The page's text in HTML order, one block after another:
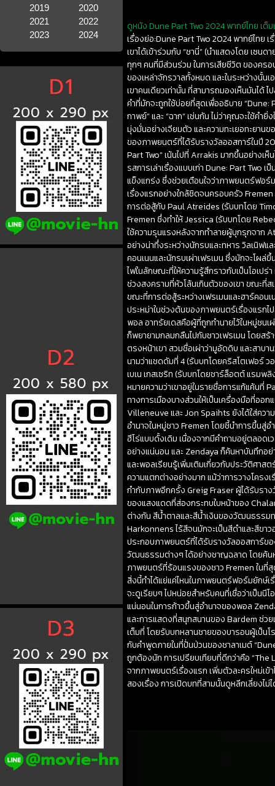
2019
2020
2021
2022
2023
2024
ดูหนัง Dune Part Two 2024 พากย์ไทย เต็ม
เรื่องย่อ:Dune Part Two 2024 พากย์ไทย
เขาได้เข้าร่วมกับ “ชานี่” (นำแสดงโดย เซน
ทุกๆ คนที่มีส่วนร่วม ในการเสียชีวิต ของคร
ของเหล่าจักรวาลทั้งหมด และในระหว่างนั้น
เขาคนเดียวเท่านั้น ที่สามารถมองเห็นมันได้ ไ
คำที่มักจะถูกใช้บ่อยที่สุดเพื่ออธิบาย “Dune:
กาพย์” และ “ฉาก” เช่นกัน ไม่ว่าคุณจะใช้คำ
มุ่งมั่นอย่างเจียมตัว และความทะเยอทะยา
ของภาพยนตร์ที่ได้รับรางวัลออสการ์ในปี
Part Two” เน้นไปที่ Arrakis มากขึ้นอย่าง
รสการเล่าเรื่องแบบเก่า Dune: Part Two
แข็งแกร่ง ซึ่งช่วยเตือนใจว่าภาพยนตร์ฟอร์
เรื่องแรกอย่างใกล้ชิดจนครอบครัว
การต่อสู้กับ Paul Atreides (รับบทโดย
Fremen ซึ่งทำให้ Jessica (รับบทโดย
ใช้ความรุนแรงหลังจากทำลายผู้บุกรุกจาก
อย่างน่าทึ่งระหว่างนักรบและทหาร วิลเนิฟ
คอนเนนและนักรบเผ่าเฟรเมน ซึ่งมักจะโผ
ไฟในลักษณะที่ให้ความรู้สึกราวกับเป็นโอเป
ช่วงสงครามที่หัวโล้นเกินตัวของเขา ขณะที่ส
ขณะที่การต่อสู้ระหว่างเฟรเมนและฮาร์คอน
ประหม่าในช่วงต้นของภาพยนตร์เรื่องแรกไ
พอล อาทรัยเดสคือผู้ที่ถูกทำนายไว้ในหมู่ชน
ก็พยายามกลมกลืนไปกับชาวเฟรเมน โดยส
ตรงหน้าเขา สวมชื่อเผ่าว่ามูอัดดิบ และสาบ
นามว่าแชดดัมที่ 4 (รับบทโดยคริสโตเฟอร์
เบเน เกสเซริท (รับบทโดยชาร์ล็อตต์ แรมพ
หมายความว่าเขาอยู่ในรายชื่อการแก้แค้นที่
ทางการเมืองบางส่วนให้เป็นเครื่องมือที่ออ
Villeneuve และ Jon Spaihts ยังได้ใส่คว
อำนาจในหมู่ชาว Fremen โดยชี้นำการขึ้นสู่
ฮีโร่แบบดั้งเดิม เนื่องจากมีคำถามอยู่ตลอด
อย่างแน่นอน และ Zendaya ก็ค้นหาบันทึกอ
และพอลเรียนรู้เพิ่มเติมเกี่ยวกับประวัติศาส
ความแตกต่างอย่างมาก แม้ว่าการวางโคร
กำกับภาพอีกครั้ง Greig Fraser ผู้ได้รับรา
ของแสงแดดที่ส่องกระทบใบหน้าของ
ต่างกัน สีน้ำตาลและสีน้ำเงินของวัฒนธรรม
Harkonnens ไร้สีจนมักจะเป็นสีดำและสีข
ประกอบภาพยนตร์ที่ได้รับรางวัลออสการ์ขอ
วัฒนธรรมต่างๆ ได้อย่างชาญฉลาด โดยค้น
ภาพยนตร์ที่ร้อนแรงของชาว Fremen ในที่สุ
สิ่งนี้ทำได้แย่แค่ไหนในภาพยนตร์ฟอร์มยักษ์
จะดูเรียบๆ ไปหน่อยสำหรับคนที่เชื่อว่าเป็นนี
แน่นอนในการก้าวขึ้นสู่อำนาจของพอล
และการแสดงที่สนุกสนานของ Bardem ช่ว
เต็มที่ โดยรับบทหลานชายของบารอนผู้เป็น
กับคำพูดภายในที่ปั่นป่วนของชาลาเมต์
ถูกต้องนัก การเปรียบเทียบที่ดีกว่าคือ
จากภาพยนตร์เรื่องแรก เพิ่มตัวละครใหม่เ
สองเรื่อง การเปิดบทที่สามนั้นดูหลีกเลี่ยงไ